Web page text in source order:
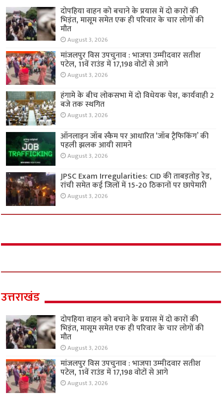
दोपहिया वाहन को बचाने के प्रयास में दो कारों की
भिड़ंत, मासूम समेत एक ही परिवार के चार लोगों की
मौत
August 3, 2026
मांजलपुर विस उपचुनाव : भाजपा उम्मीदवार सतीश
पटेल, 11वें राउंड में 17,198 वोटों से आगे
August 3, 2026
हंगामे के बीच लोकसभा में दो विधेयक पेश, कार्यवाही 2
बजे तक स्थगित
August 3, 2026
ऑनलाइन जॉब स्कैम पर आधारित ‘जॉब ट्रैफिकिंग’ की
पहली झलक आयी सामने
August 3, 2026
JPSC Exam Irregularities: CID की ताबड़तोड़ रेड,
रांची समेत कई जिलों में 15-20 ठिकानों पर छापेमारी
August 3, 2026
उत्तराखंड
दोपहिया वाहन को बचाने के प्रयास में दो कारों की
भिड़ंत, मासूम समेत एक ही परिवार के चार लोगों की
मौत
August 3, 2026
मांजलपुर विस उपचुनाव : भाजपा उम्मीदवार सतीश
पटेल, 11वें राउंड में 17,198 वोटों से आगे
August 3, 2026